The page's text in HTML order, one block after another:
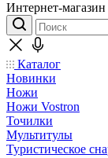
Интернет-магазин
Каталог
Новинки
Ножи
Ножи Vostron
Точилки
Мультитулы
Туристическое